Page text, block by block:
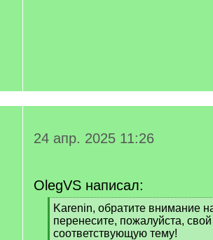
24 апр. 2025 11:26
OlegVS написал:
[
q
]
Karenin, обратите внимание
перенесите, пожалуйста,
соответствующую тему!